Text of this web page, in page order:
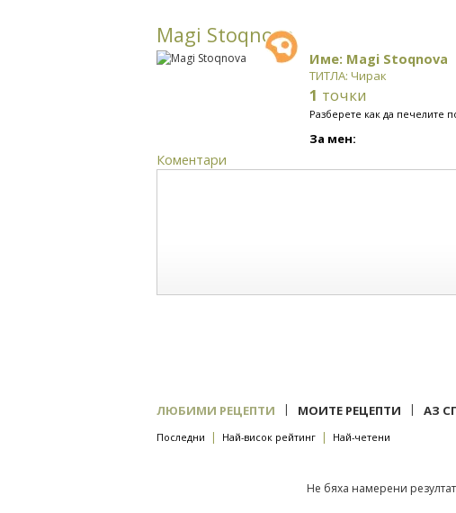
Magi Stoqnova
Име: Magi Stoqnova
ТИТЛА: Чирак
1 точки
Разберете как да печелите
За мен:
Коментари
ЛЮБИМИ РЕЦЕПТИ | МОИТЕ РЕЦЕПТИ | АЗ
Последни | Най-висок рейтинг | Най-четени
Не бяха намерени